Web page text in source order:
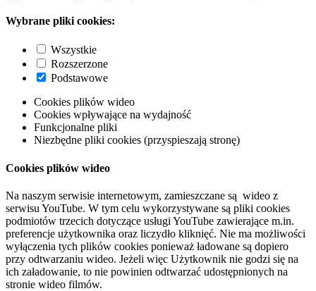
Wybrane pliki cookies:
Wszystkie
Rozszerzone
Podstawowe
Cookies plików wideo
Cookies wpływające na wydajność
Funkcjonalne pliki
Niezbędne pliki cookies (przyspieszają stronę)
Cookies plików wideo
Na naszym serwisie internetowym, zamieszczane są wideo z
serwisu YouTube. W tym celu wykorzystywane są pliki cookies
podmiotów trzecich dotyczące usługi YouTube zawierające m.in.
preferencje użytkownika oraz liczydło kliknięć. Nie ma możliwości
wyłączenia tych plików cookies ponieważ ładowane są dopiero
przy odtwarzaniu wideo. Jeżeli więc Użytkownik nie godzi się na
ich załadowanie, to nie powinien odtwarzać udostępnionych na
stronie wideo filmów.